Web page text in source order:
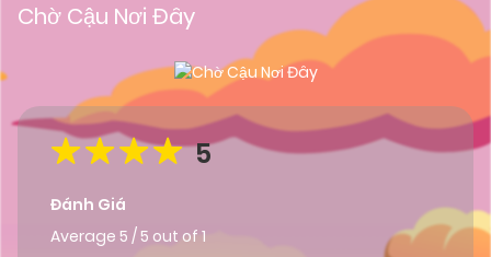
Chờ Cậu Nơi Đây
5
Đánh Giá
Average 5 / 5 out of 1